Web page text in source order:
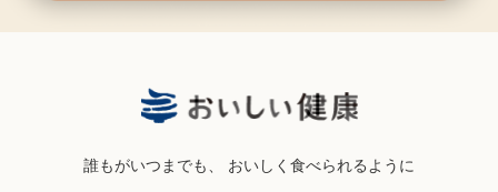
誰もがいつまでも、 おいしく食べられるように